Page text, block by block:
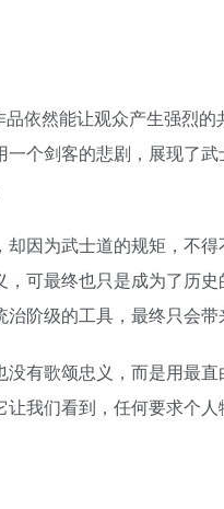
依然能让观众产生强烈
个剑客的悲剧，展现了
因为武士道的规矩，不
可最终也只是成为了历
阶级的工具，最终只会带
有歌颂忠义，而是用最
我们看到，任何要求个